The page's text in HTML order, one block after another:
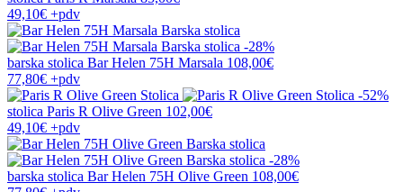
49,10€ +pdv
-28%
barska stolica Bar Helen 75H Marsala 108,00€
77,80€ +pdv
-52%
stolica Paris R Olive Green 102,00€
49,10€ +pdv
-28%
barska stolica Bar Helen 75H Olive Green 108,00€